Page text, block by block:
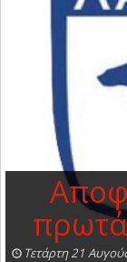
Τετάρτη 21